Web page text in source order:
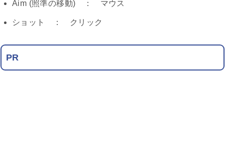
Aim (照準の移動) ： マウス
ショット ： クリック
PR